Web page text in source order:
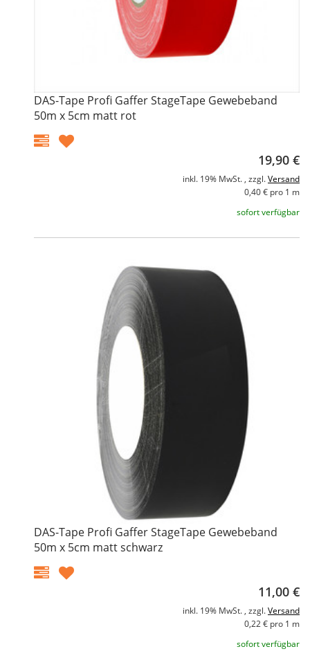
DAS-Tape Profi Gaffer StageTape Gewebeband
50m x 5cm matt rot
19,90 €
inkl. 19% MwSt. , zzgl. Versand
0,40 € pro 1 m
sofort verfügbar
DAS-Tape Profi Gaffer StageTape Gewebeband
50m x 5cm matt schwarz
11,00 €
inkl. 19% MwSt. , zzgl. Versand
0,22 € pro 1 m
sofort verfügbar